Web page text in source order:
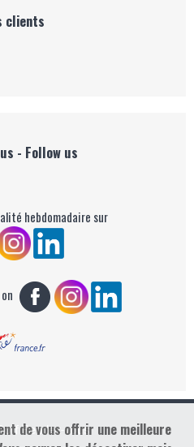
clients
- Follow us
hebdomadaire sur
Rendez-vous
de vous offrir une meilleure